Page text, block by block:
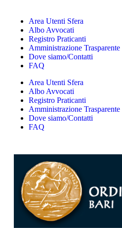
Area Utenti Sfera
Albo Avvocati
Registro Praticanti
Amministrazione Trasparente
Dove siamo/Contatti
FAQ
Area Utenti Sfera
Albo Avvocati
Registro Praticanti
Amministrazione Trasparente
Dove siamo/Contatti
FAQ